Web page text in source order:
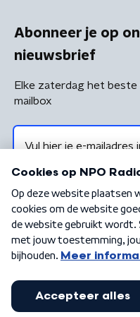
Abonneer je op
nieuwsbrief
Elke zaterdag het beste
mailbox
Algemene voorwaarden